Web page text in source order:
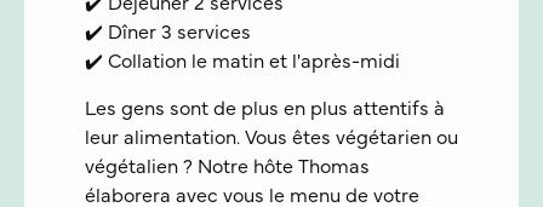
✔️ Dîner 3 services
✔️ Collation le matin et l'après-midi
Les gens sont de plus en plus attentifs à
leur alimentation. Vous êtes végétarien ou
végétalien ? Notre hôte Thomas
élaborera avec vous le menu de votre